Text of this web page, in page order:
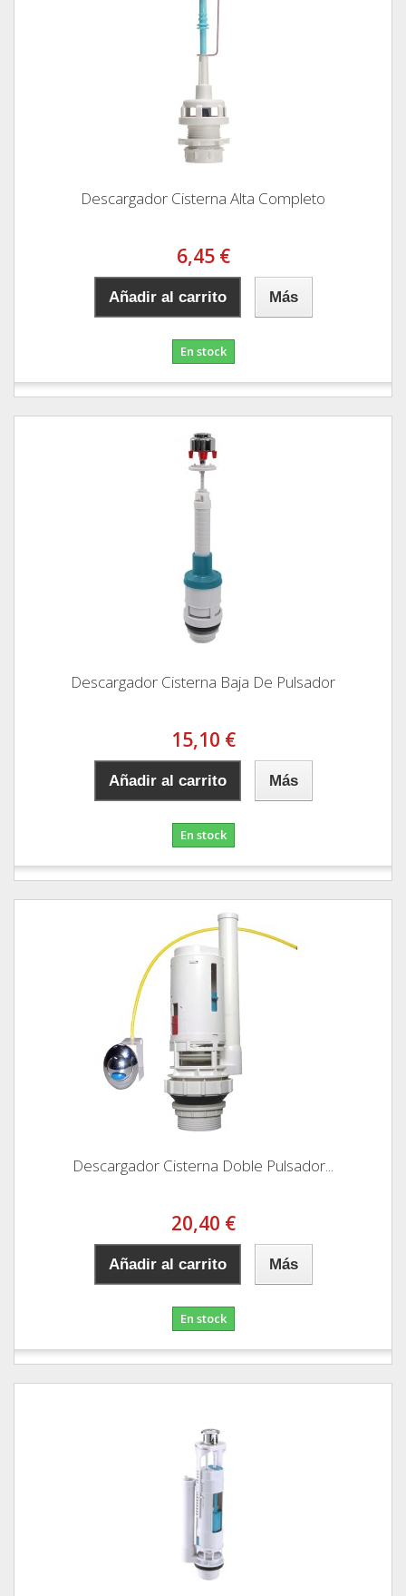
Descargador Cisterna Alta Completo
6,45 €
Añadir al carrito Más
En stock
Descargador Cisterna Baja De Pulsador
15,10 €
Añadir al carrito Más
En stock
Descargador Cisterna Doble Pulsador...
20,40 €
Añadir al carrito Más
En stock